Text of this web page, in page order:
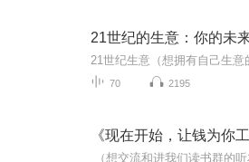
21世纪的生意：你的未
70 2195
《现在开始，让钱为你工